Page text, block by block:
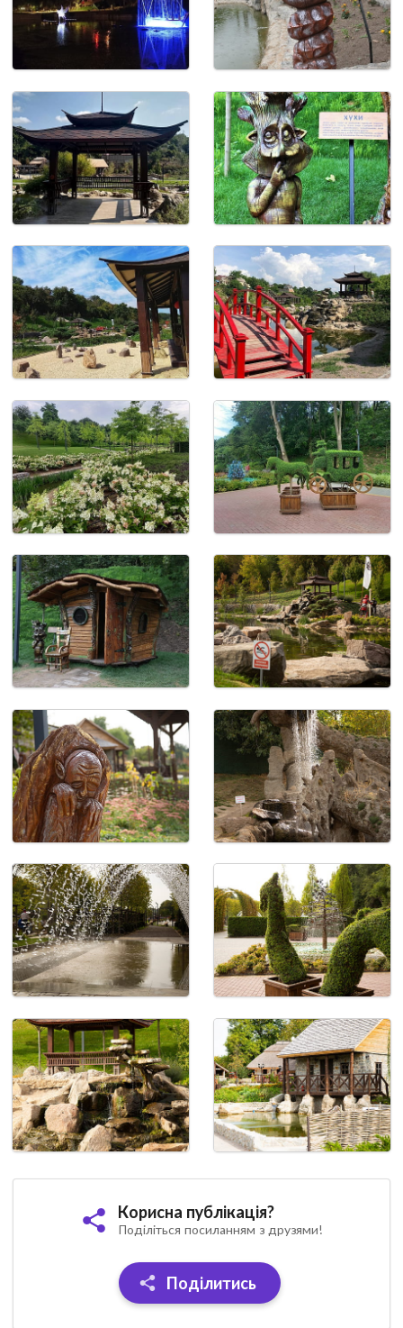
Корисна публікація?
Поділіться посиланням з друзями!
Поділитись